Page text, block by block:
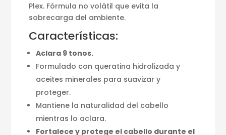
Plex. Fórmula no volátil que evita la
sobrecarga del ambiente.
Características:
Aclara 9 tonos.
Formulado con queratina hidrolizada y
aceites minerales para suavizar y
proteger.
Mantiene la naturalidad del cabello
mientras lo aclara.
Fortalece y protege el cabello durante el